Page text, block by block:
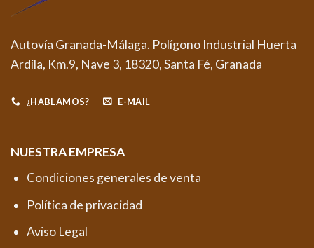
Autovía Granada-Málaga. Polígono Industrial Huerta
Ardila, Km.9, Nave 3, 18320, Santa Fé, Granada
¿HABLAMOS? E-MAIL
NUESTRA EMPRESA
Condiciones generales de venta
Política de privacidad
Aviso Legal